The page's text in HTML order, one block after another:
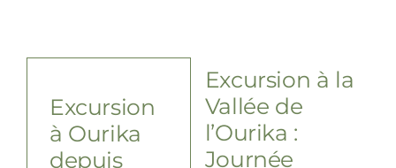
Excursion
à Ourika
depuis
Excursion à la
Vallée de
l’Ourika :
Journée